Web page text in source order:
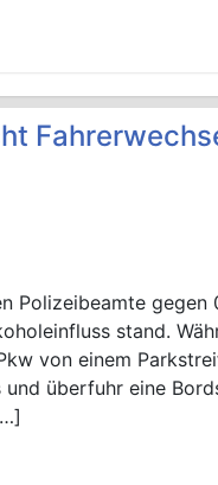
Polizeibeamte gegen
stand.
von einem
überfuhr eine